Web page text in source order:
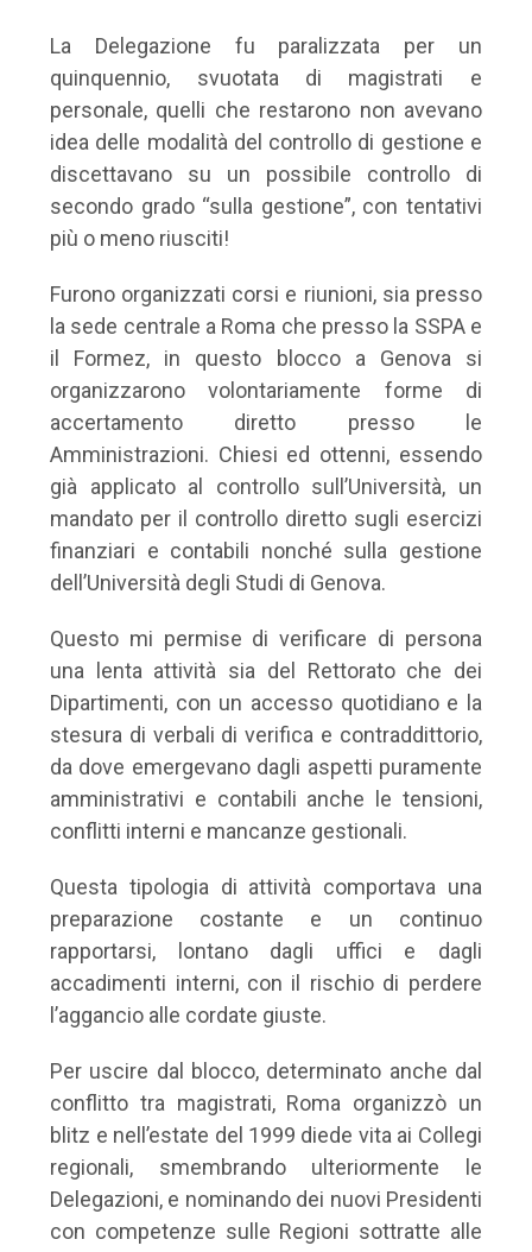
La Delegazione fu paralizzata per un
quinquennio, svuotata di magistrati e
personale, quelli che restarono non avevano
idea delle modalità del controllo di gestione e
discettavano su un possibile controllo di
secondo grado “sulla gestione”, con tentativi
più o meno riusciti!
Furono organizzati corsi e riunioni, sia presso
la sede centrale a Roma che presso la SSPA e
il Formez, in questo blocco a Genova si
organizzarono volontariamente forme di
accertamento diretto presso le
Amministrazioni. Chiesi ed ottenni, essendo
già applicato al controllo sull’Università, un
mandato per il controllo diretto sugli esercizi
finanziari e contabili nonché sulla gestione
dell’Università degli Studi di Genova.
Questo mi permise di verificare di persona
una lenta attività sia del Rettorato che dei
Dipartimenti, con un accesso quotidiano e la
stesura di verbali di verifica e contraddittorio,
da dove emergevano dagli aspetti puramente
amministrativi e contabili anche le tensioni,
conflitti interni e mancanze gestionali.
Questa tipologia di attività comportava una
preparazione costante e un continuo
rapportarsi, lontano dagli uffici e dagli
accadimenti interni, con il rischio di perdere
l’aggancio alle cordate giuste.
Per uscire dal blocco, determinato anche dal
conflitto tra magistrati, Roma organizzò un
blitz e nell’estate del 1999 diede vita ai Collegi
regionali, smembrando ulteriormente le
Delegazioni, e nominando dei nuovi Presidenti
con competenze sulle Regioni sottratte alle